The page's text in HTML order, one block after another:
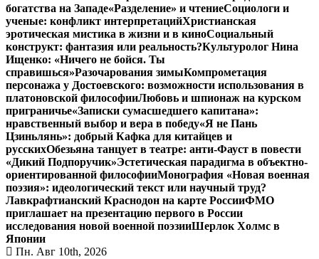
богатства на Западе«Разделение» и чтениеСоциологи и
ученые: конфликт интерпретацийХристианская
эротическая мистика в жизни и в киноСоциальный
конструкт: фантазия или реальность?Культуролог Нина
Ищенко: «Ничего не бойся. Ты
справишься»Разочарования зимыКомпрометация
персонажа у Достоевского: возможности использования в
платоновской философииЛюбовь и шпионаж на курском
приграничье«Записки сумасшедшего капитана»:
нравственный выбор и вера в победу«Я не Пань
Цзиньлянь»: добрый Кафка для китайцев и
русскихОбезьяна танцует в театре: анти-Фауст в повести
«Дикий Подпоручик»Эстетическая парадигма в объектно-
ориентированной философииМонография «Новая военная
поэзия»: идеологический текст или научный труд?
Лавкрафтианский Краснодон на карте РоссииФМО
приглашает на презентацию первого в России
исследования новой военной поэзииШерлок Холмс в
Японии
Пн. Авг 10th, 2026